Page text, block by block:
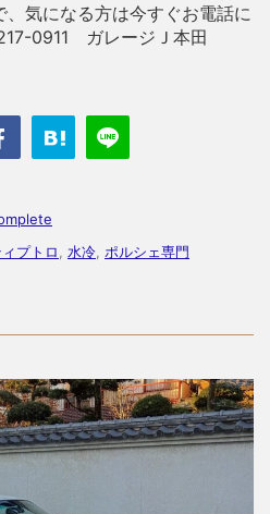
気になる方は今すぐお電話に
0911 ガレージＪ本田
プトロ 水冷 ポルシェ専門